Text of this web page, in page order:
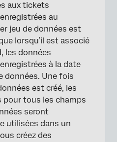
aux tickets
au
jeu de données est
lorsqu’il est associé
les données
à la date
données. Une fois
est créé, les
tous les champs
seront
utilisées dans un
créez des